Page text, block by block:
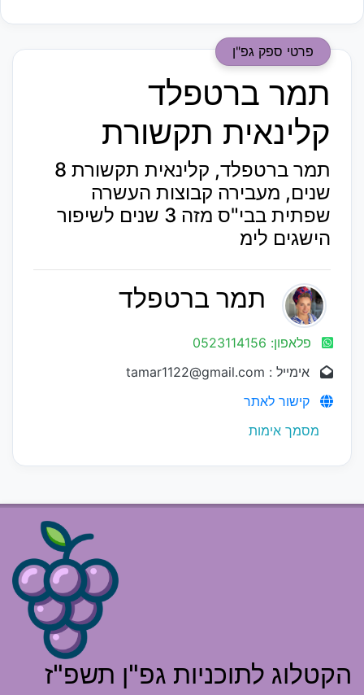
פרטי ספק גפ"ן
תמר ברטפלד
קלינאית תקשורת
תמר ברטפלד, קלינאית תקשורת 8
שנים, מעבירה קבוצות העשרה
שפתית בבי"ס מזה 3 שנים לשיפור
הישגים לימ
תמר ברטפלד
פלאפון: 0523114156
אימייל : tamar1122@gmail.com
קישור לאתר
מסמך אימות
הקטלוג לתוכניות גפ"ן תשפ"ז